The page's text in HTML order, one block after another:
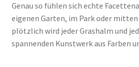
Genau so fühlen sich echte
eigenen Garten, im Park oder
plötzlich wird jeder Grashalm und
spannenden Kunstwerk aus Farben